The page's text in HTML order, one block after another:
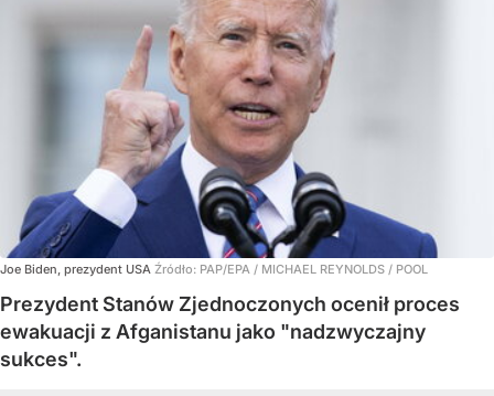
Joe Biden, prezydent USA Źródło: PAP/EPA / MICHAEL REYNOLDS / POOL
Prezydent Stanów Zjednoczonych ocenił proces
ewakuacji z Afganistanu jako "nadzwyczajny
sukces".